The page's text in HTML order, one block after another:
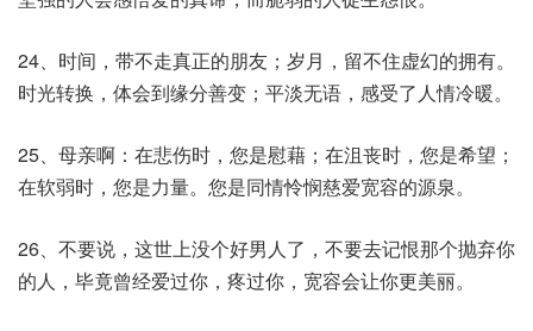
24、时间，带不走真正的朋友；岁月，留不住虚幻的拥有。
时光转换，体会到缘分善变；平淡无语，感受了人情冷暖。
25、母亲啊：在悲伤时，您是慰藉；在沮丧时，您是希望；
在软弱时，您是力量。您是同情怜悯慈爱宽容的源泉。
26、不要说，这世上没个好男人了，不要去记恨那个抛弃你
的人，毕竟曾经爱过你，疼过你，宽容会让你更美丽。